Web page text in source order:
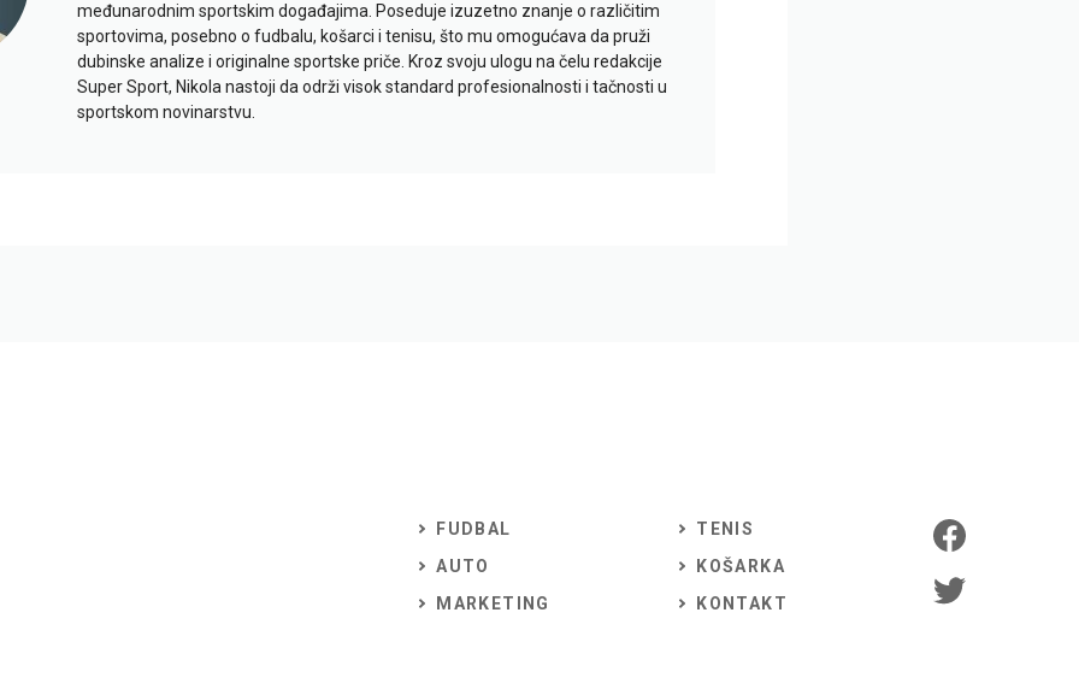
međunarodnim sportskim događajima. Poseduje izuzetno znanje o različitim
sportovima, posebno o fudbalu, košarci i tenisu, što mu omogućava da pruži
dubinske analize i originalne sportske priče. Kroz svoju ulogu na čelu redakcije
Super Sport, Nikola nastoji da održi visok standard profesionalnosti i tačnosti u
sportskom novinarstvu.
FUDBAL
AUTO
MARKETING
TENIS
KOŠARKA
KONTAKT